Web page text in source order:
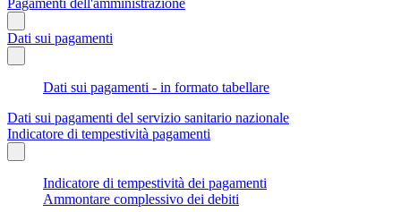
Dati sui pagamenti
Dati sui pagamenti - in formato tabellare
Dati sui pagamenti del servizio sanitario nazionale
Indicatore di tempestività pagamenti
Indicatore di tempestività dei pagamenti
Ammontare complessivo dei debiti